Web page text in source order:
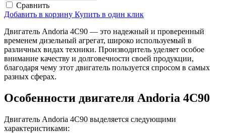
Сравнить
Добавить в корзину Купить в один клик
Двигатель Andoria 4C90 — это надежный и проверенный
временем дизельный агрегат, широко используемый в
различных видах техники. Производитель уделяет особое
внимание качеству и долговечности своей продукции,
благодаря чему этот двигатель пользуется спросом в самых
разных сферах.
Особенности двигателя Andoria 4C90
Двигатель Andoria 4C90 выделяется следующими
характеристиками: